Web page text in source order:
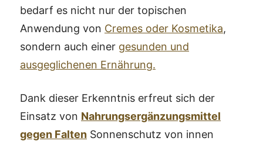
bedarf es nicht nur der topischen
Anwendung von Cremes oder Kosmetika,
sondern auch einer gesunden und
ausgeglichenen Ernährung.
Dank dieser Erkenntnis erfreut sich der
Einsatz von Nahrungsergänzungsmittel
gegen Falten Sonnenschutz von innen